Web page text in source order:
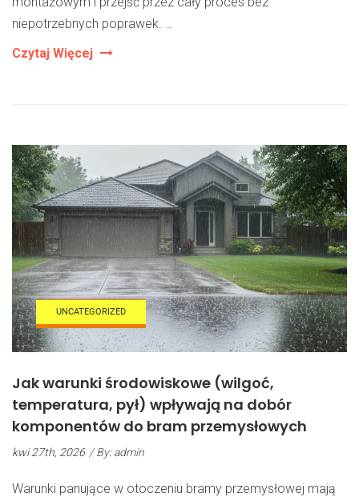
niepotrzebnych poprawek. …
Czytaj Więcej Jak
Odpowiedniemu
Przygotowaniu
Komponentów
UNCATEGORIZED
Jak warunki środowiskowe (wilgoć,
temperatura, pył) wpływają na dobór
komponentów do bram przemysłowych
kwi 27th, 2026 / By: admin
Warunki panujące w otoczeniu bramy przemysłowej mają